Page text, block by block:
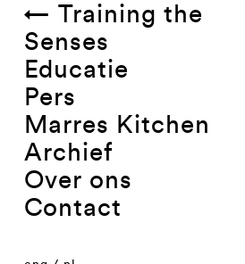
← Training the
Senses
Educatie
Pers
Marres Kitchen
Archief
Over ons
Contact